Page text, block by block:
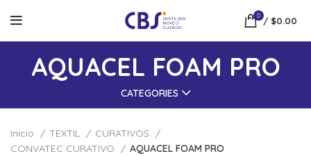
0 / $0.00
AQUACEL FOAM PRO
CATEGORIES
Início TEXTIL
CURATIVOS
CONVATEC CURATIVO
AQUACEL FOAM PRO